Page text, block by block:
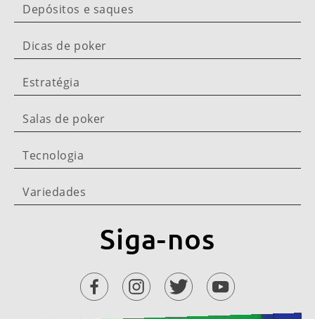
Depósitos e saques
Dicas de poker
Estratégia
Salas de poker
Tecnologia
Variedades
Siga-nos